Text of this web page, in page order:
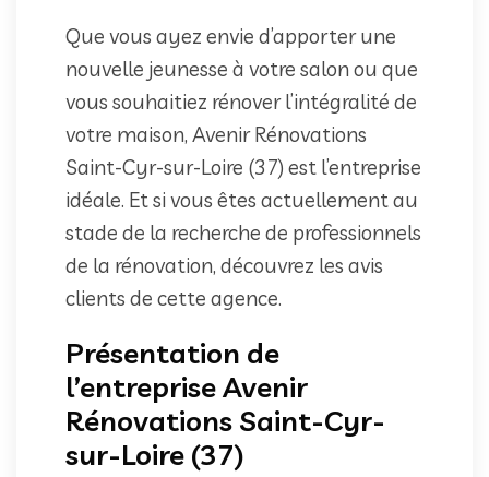
Que vous ayez envie d’apporter une
nouvelle jeunesse à votre salon ou que
vous souhaitiez rénover l’intégralité de
votre maison, Avenir Rénovations
Saint-Cyr-sur-Loire (37) est l’entreprise
idéale. Et si vous êtes actuellement au
stade de la recherche de professionnels
de la rénovation, découvrez les avis
clients de cette agence.
Présentation de
l’entreprise Avenir
Rénovations Saint-Cyr-
sur-Loire (37)